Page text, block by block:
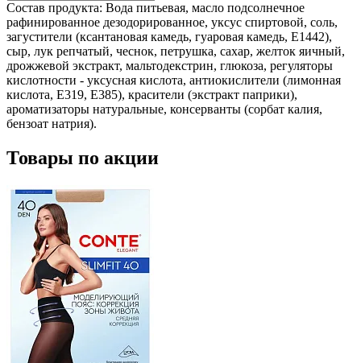
Состав продукта: Вода питьевая, масло подсолнечное
рафинированное дезодорированное, уксус спиртовой, соль,
загустители (ксантановая камедь, гуаровая камедь, Е1442),
сыр, лук репчатый, чеснок, петрушка, сахар, желток яичный,
дрожжевой экстракт, мальтодекстрин, глюкоза, регуляторы
кислотности - уксусная кислота, антиокислители (лимонная
кислота, Е319, Е385), красители (экстракт паприки),
ароматизаторы натуральные, консерванты (сорбат калия,
бензоат натрия).
Товары по акции